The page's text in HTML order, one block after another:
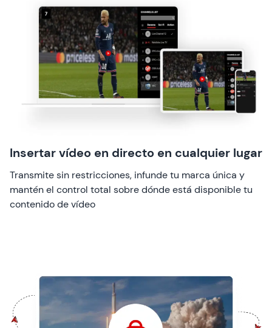
Insertar vídeo en directo en cualquier lugar
Transmite sin restricciones, infunde tu marca única y
mantén el control total sobre dónde está disponible tu
contenido de vídeo